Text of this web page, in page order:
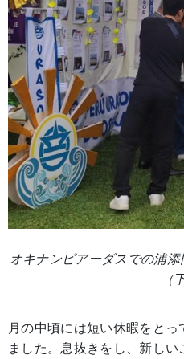
オキナンピアーダスでの浦
（
月の中頃には短い休暇をと
ました。息抜きをし、新し